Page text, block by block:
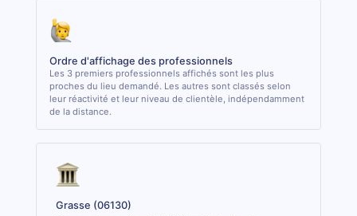
Ordre d'affichage des professionnels
Les 3 premiers professionnels affichés sont les plus
proches du lieu demandé. Les autres sont classés selon
leur réactivité et leur niveau de clientèle, indépendamment
de la distance.
Grasse (06130)